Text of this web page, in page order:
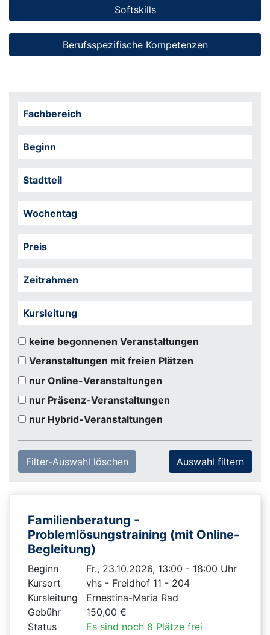
Softskills
Berufsspezifische Kompetenzen
Fachbereich
Beginn
Stadtteil
Wochentag
Preis
Zeitrahmen
Kursleitung
keine begonnenen Veranstaltungen
Veranstaltungen mit freien Plätzen
nur Online-Veranstaltungen
nur Präsenz-Veranstaltungen
nur Hybrid-Veranstaltungen
Filter-Auswahl löschen
Familienberatung -
Problemlösungstraining (mit Online-
Begleitung)
Beginn
Fr., 23.10.2026, 13:00 - 18:00 Uhr
Kursort
vhs - Freidhof 11 - 204
Kursleitung
Ernestina-Maria Rad
Gebühr
150,00 €
Status
Es sind noch 8 Plätze frei